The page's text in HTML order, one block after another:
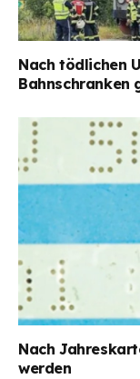
Nach tödlichen
Bahnschranken
Nach
werden